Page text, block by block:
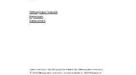
Stiftung natur+mensch
Impressum
Datenschutz
natur+mensch – der Blog ist eine Initiative der Stiftung natur+mensch
© 2024 Stiftung natur+mensch - Johannesstraße 5, 48329 Havixbeck